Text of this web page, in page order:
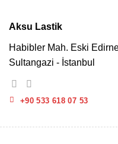
Aksu Lastik
Habibler Mah. Eski
Sultangazi - İstanbul
+90 533 618 07 53